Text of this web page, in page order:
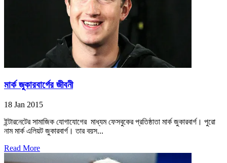
মার্ক জুকারবার্গের জীবনী
18 Jan 2015
ইন্টারনেটের সামাজিক যোগাযোগের মাধ্যম ফেসবুকের প্রতিষ্ঠাতা মার্ক জুকারবার্গ। পুরো
নাম মার্ক এলিয়ট জুকারবার্গ। তার বয়স...
Read More